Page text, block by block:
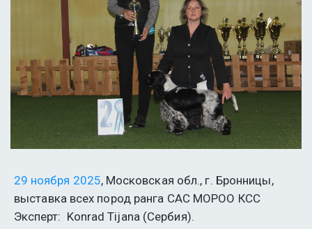
29 ноября 2025, Московская обл., г. Бронницы,
выставка всех пород ранга САС МОРОО КСС
Эксперт:  Konrad Tijana (Сербия).